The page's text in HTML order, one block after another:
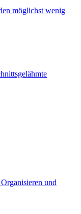
möglichst wenig
und